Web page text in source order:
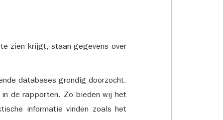
zien krijgt, staan gegevens over
databases grondig doorzocht.
de rapporten. Zo bieden wij het
informatie vinden zoals het